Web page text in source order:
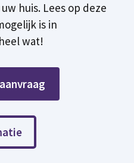
huis. Lees op deze
is in
wat!